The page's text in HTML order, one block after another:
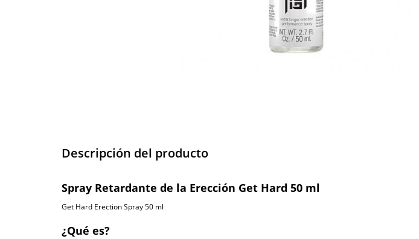
Descripción del producto
Spray Retardante de la Erección Get Hard 50 ml
Get Hard Erection Spray 50 ml
¿Qué es?